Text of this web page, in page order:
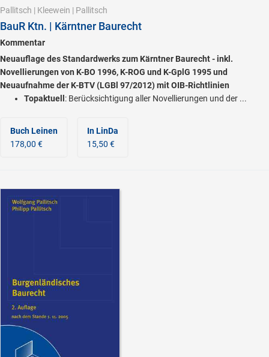
Pallitsch | Kleewein | Pallitsch
BauR Ktn. | Kärntner Baurecht
Kommentar
Neuauflage des Standardwerks zum Kärntner Baurecht - inkl.
Novellierungen von K-BO 1996, K-ROG und K-GplG 1995 und
Neuaufnahme der K-BTV (LGBl 97/2012) mit OIB-Richtlinien
Topaktuell : Berücksichtigung aller Novellierungen und der ...
Buch Leinen
178,00 €
In LinDa
15,50 €